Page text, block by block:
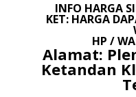
INFO HARGA
KET: HARGA
HP /
Alamat:
Ketandan